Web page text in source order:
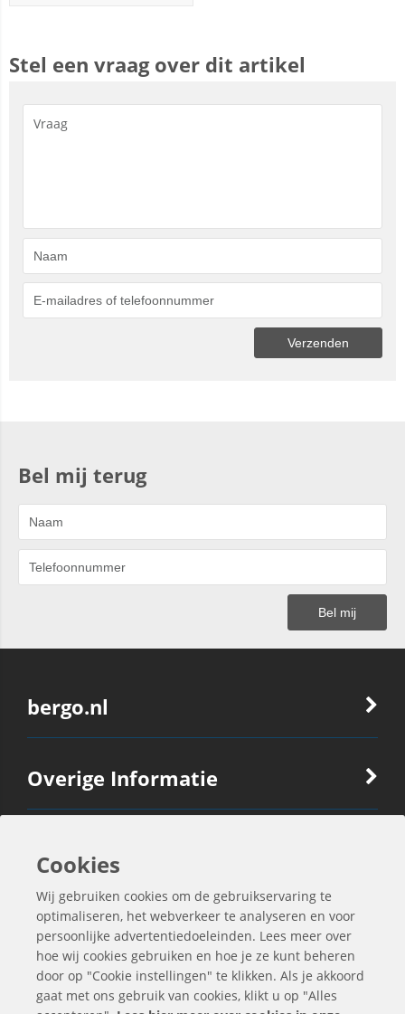
Stel een vraag over dit artikel
Bel mij terug
bergo.nl
Overige Informatie
Ook Interessant
Contactgegevens
Cookies
Wij gebruiken cookies om de gebruikservaring te
optimaliseren, het webverkeer te analyseren en voor
persoonlijke advertentiedoeleinden. Lees meer over
hoe wij cookies gebruiken en hoe je ze kunt beheren
door op "Cookie instellingen" te klikken. Als je akkoord
gaat met ons gebruik van cookies, klikt u op "Alles